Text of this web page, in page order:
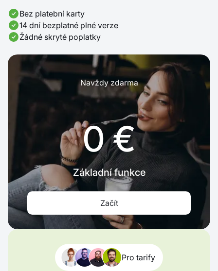
Bez platební karty
14 dní bezplatné plné verze
Žádné skryté poplatky
Navždy zdarma
0 €
Základní funkce
Začít
Pro tarify